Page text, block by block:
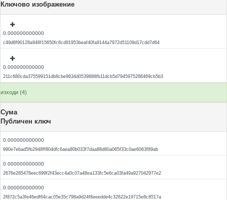
Ключово изображение
0.000000000000
c49d8f90128a948f15650fc6cd91953beaf40fa9144a7972d51109d17cdd7d64
0.000000000000
211c680cda375599151db8cbe9634d0539888fb11dcb5d7945975286469cb5b3
изходи (4)
Сума
Публичен ключ
0.000000000000
990e7ebad5fb2948ff804dfc6aea80b033f7daa88d80a065f33c0ae6063f89ab
0.000000000000
2676e285478eec699f2f43ecc4a0c07a48ea133fc5e6ca03fa49a927042977e2
0.000000000000
2f872c5a3fe46edf64cac05e35c798a9d24f8eeedde4c32622e19715e8c8517a